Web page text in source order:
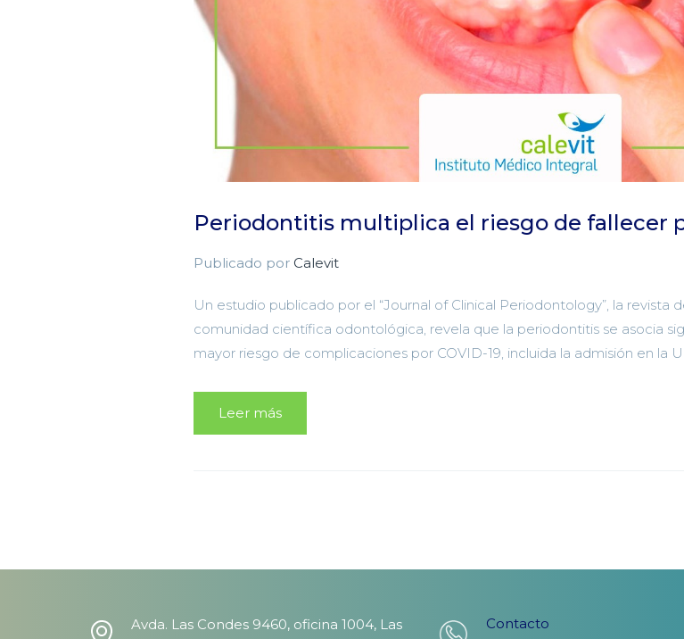
Periodontitis multiplica el riesgo de fallecer
Publicado por Calevit
Un estudio publicado por el “Journal of Clinical Periodontology”, la revista
comunidad científica odontológica, revela que la periodontitis se asocia
mayor riesgo de complicaciones por COVID-19, incluida la admisión en la
Leer más
Avda. Las Condes 9460, oficina 1004, Las
Contacto